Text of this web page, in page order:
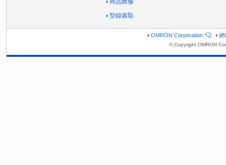
型錄索取
OMRON Corporation 網
© Copyright OMRON